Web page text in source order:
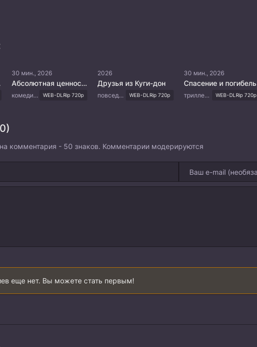
30 мин., 2026
Абсолютная ценность романтики
комедия, романтика, молодость, драма WEB-DLRip 720p
2026
Друзья из Куги-дон
повседневность WEB-DLRip 720p
30 мин., 2026
Спасение и погибель
триллер, романтика WEB-DLRip 720p
комментария - 50 знаков. Комментарии модерируются
еще нет. Вы можете стать первым!